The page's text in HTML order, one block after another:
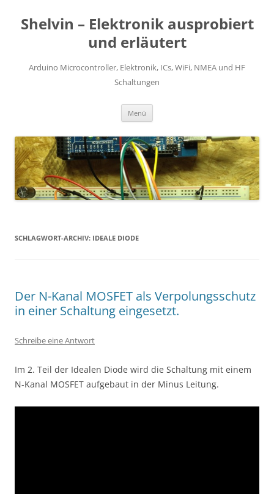
springen
Shelvin – Elektronik ausprobiert
und erläutert
Arduino Microcontroller, Elektronik, ICs, WiFi, NMEA und HF
Schaltungen
Menü
SCHLAGWORT-ARCHIV: IDEALE DIODE
Der N-Kanal MOSFET als Verpolungsschutz
in einer Schaltung eingesetzt.
Schreibe eine Antwort
Im 2. Teil der Idealen Diode wird die Schaltung mit einem
N-Kanal MOSFET aufgebaut in der Minus Leitung.